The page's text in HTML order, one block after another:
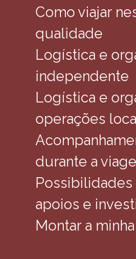
Como viajar
qualidade
Logística e
independente
Logística e
operações
durante a
apoios e
Montar a